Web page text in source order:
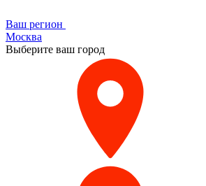
Ваш регион
Москва
Выберите ваш город